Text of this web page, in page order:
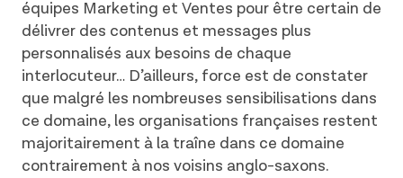
équipes Marketing et Ventes pour être certain de
délivrer des contenus et messages plus
personnalisés aux besoins de chaque
interlocuteur… D’ailleurs, force est de constater
que malgré les nombreuses sensibilisations dans
ce domaine, les organisations françaises restent
majoritairement à la traîne dans ce domaine
contrairement à nos voisins anglo-saxons.